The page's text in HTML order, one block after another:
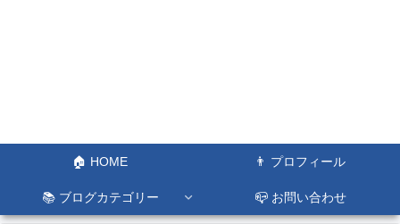
🏠 HOME 👨 プロフィール
📚 ブログカテゴリー 📪 お問い合わせ